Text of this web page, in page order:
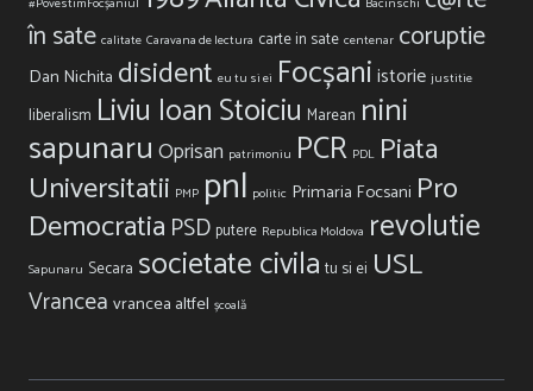
în sate calitate Caravana de lectura carte in sate centenar coruptie
Dan Nichita disident eu tu si ei Focșaniistorie justitie
liberalism Liviu Ioan Stoiciu Marean nini
sapunaru Oprisan patrimoniu PCR PDL Piata
Universitatii PMP pnl politic Primaria Focsani Pro
Democratia PSD putere Republica Moldova revolutie
Sapunaru Secara societate civila tu si ei USL
Vrancea vrancea altfel școală